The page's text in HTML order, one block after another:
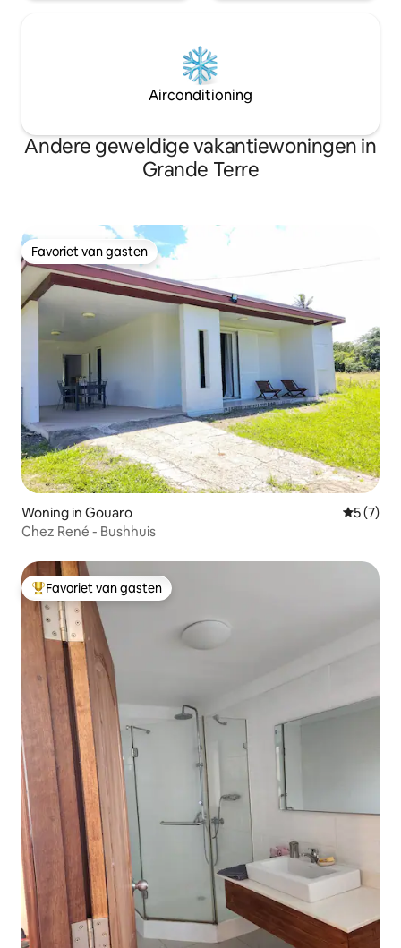
Airconditioning
Andere geweldige vakantiewoningen in
Grande Terre
Favoriet van gasten
Favoriet van gasten
Woning in Gouaro
5 (7)
Chez René - Bushhuis
Topfavoriet van gasten
Favoriet van gasten